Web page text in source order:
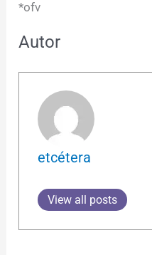
*ofv
Autor
etcétera
View all posts